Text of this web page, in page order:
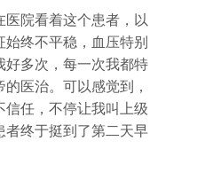
医院看着这个患者，以
始终不平稳，血压特别
好多次，每一次我都特
医治。可以感觉到，
信任，不停让我叫上级
者终于挺到了第二天早